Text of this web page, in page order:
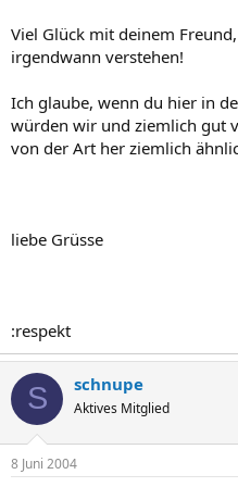
Viel Glück mit deinem
irgendwann verstehen!
Ich glaube, wenn du hier in
würden wir und ziemlich gut
von der Art her ziemlich
liebe Grüsse
:respekt
S schnupe
Aktives Mitglied
8 Juni 2004